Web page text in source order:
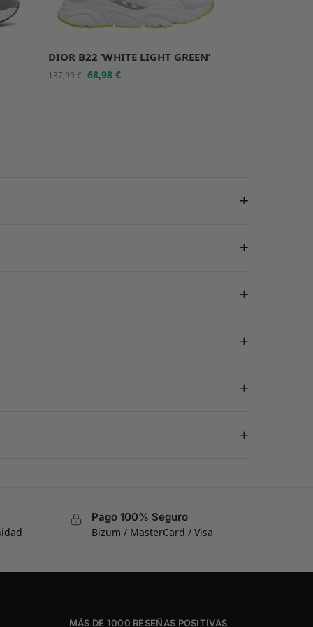
DIOR B22 ‘WHITE LIGHT GREEN’
137,99€ 68,98€
+
+
+
+
+
+
Pago 100% Seguro
Bizum / MasterCard / Visa
MÁS DE 1000 RESEÑAS POSITIVAS